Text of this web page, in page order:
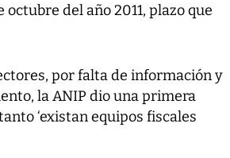
del año 2011, plazo que
por falta de información y
la ANIP dio una primera
‘existan equipos fiscales